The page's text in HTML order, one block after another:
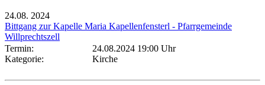
24.08. 2024
Bittgang zur Kapelle Maria Kapellenfensterl - Pfarrgemeinde
Willprechtszell
Termin:
24.08.2024 19:00 Uhr
Kategorie:
Kirche